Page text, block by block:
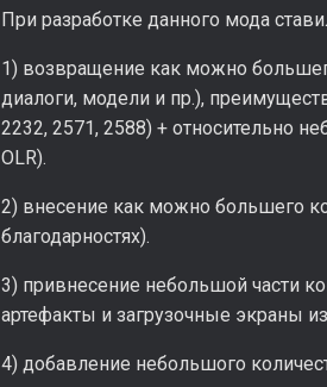
При разработке данного мода
1) возвращение как можно
диалоги, модели и пр.),
2232, 2571, 2588) + относительно
OLR).
2) внесение как можно большего
благодарностях).
3) привнесение небольшой части
артефакты и загрузочные экраны
4) добавление небольшого